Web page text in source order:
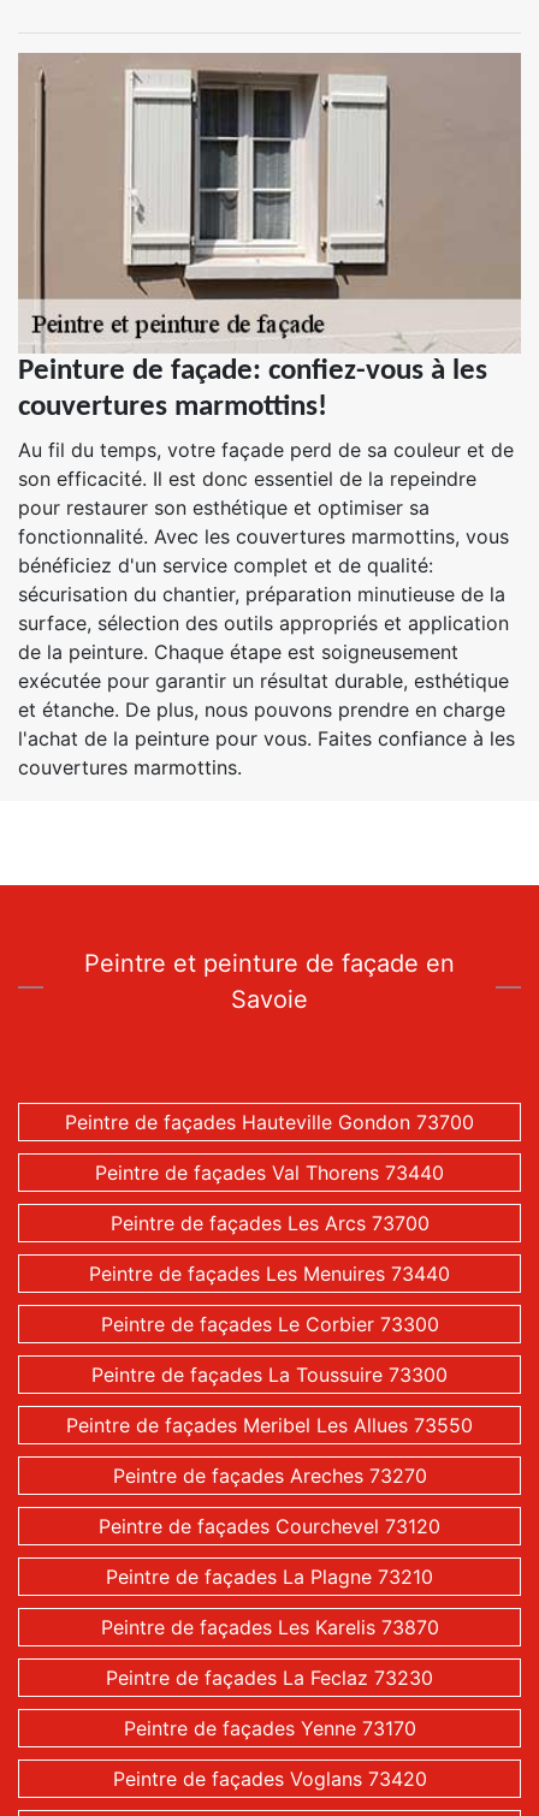
Peinture de façade: confiez-vous à les
couvertures marmottins!
Au fil du temps, votre façade perd de sa couleur et de
son efficacité. Il est donc essentiel de la repeindre
pour restaurer son esthétique et optimiser sa
fonctionnalité. Avec les couvertures marmottins, vous
bénéficiez d'un service complet et de qualité:
sécurisation du chantier, préparation minutieuse de la
surface, sélection des outils appropriés et application
de la peinture. Chaque étape est soigneusement
exécutée pour garantir un résultat durable, esthétique
et étanche. De plus, nous pouvons prendre en charge
l'achat de la peinture pour vous. Faites confiance à les
couvertures marmottins.
Peintre et peinture de façade en
Savoie
Peintre de façades Hauteville Gondon 73700
Peintre de façades Val Thorens 73440
Peintre de façades Les Arcs 73700
Peintre de façades Les Menuires 73440
Peintre de façades Le Corbier 73300
Peintre de façades La Toussuire 73300
Peintre de façades Meribel Les Allues 73550
Peintre de façades Areches 73270
Peintre de façades Courchevel 73120
Peintre de façades La Plagne 73210
Peintre de façades Les Karelis 73870
Peintre de façades La Feclaz 73230
Peintre de façades Yenne 73170
Peintre de façades Voglans 73420